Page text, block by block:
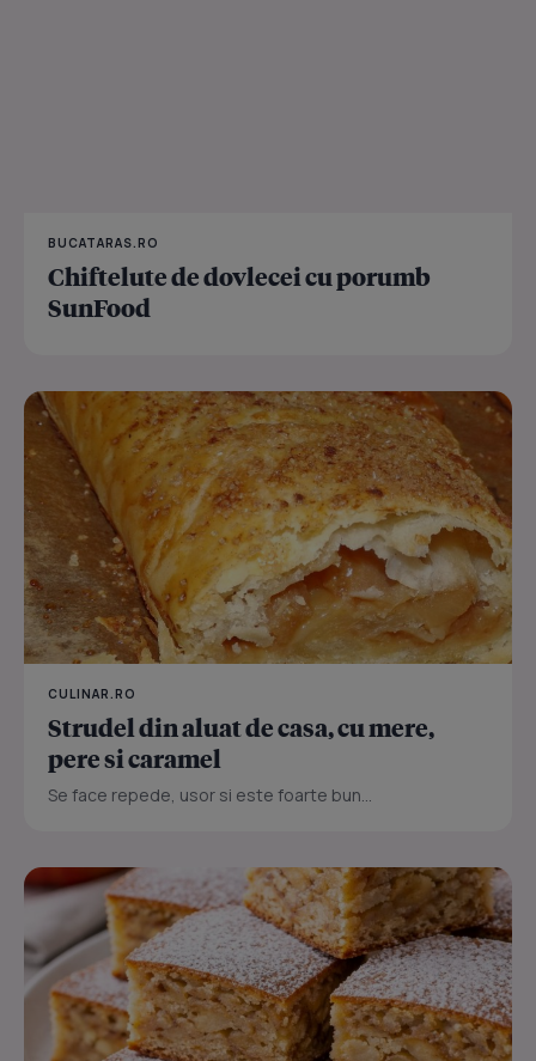
BUCATARAS.RO
Chiftelute de dovlecei cu porumb
SunFood
CULINAR.RO
Strudel din aluat de casa, cu mere,
pere si caramel
Se face repede, usor si este foarte bun...